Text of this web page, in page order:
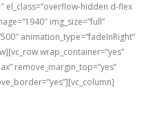
el_class=”overflow-hidden d-flex
img_size=”full”
animation_type=”fadeInRight”
wrap_container=”yes”
remove_margin_top=”yes”